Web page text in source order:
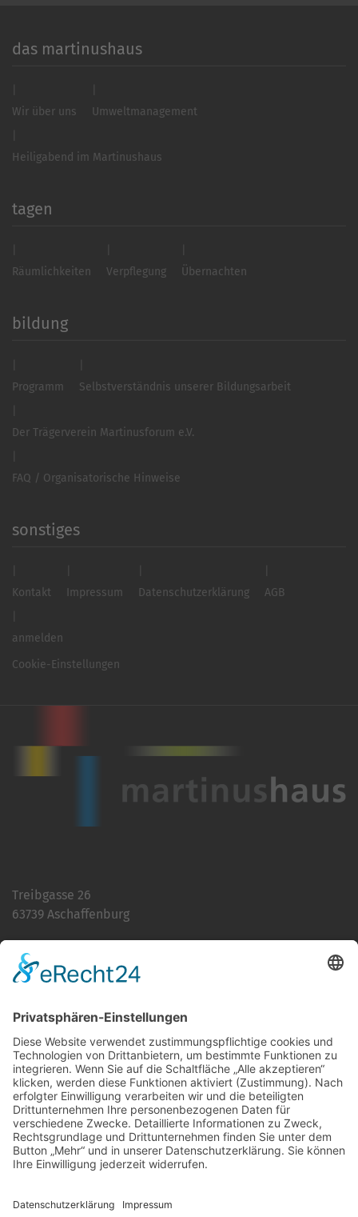
das martinushaus
Wir über uns Umweltmanagement
Heiligabend im Martinushaus
tagen
Räumlichkeiten Verpflegung Übernachten
bildung
Programm Selbstverständnis unserer Bildungsarbeit
Der Trägerverein Martinusforum e.V.
FAQ / Organisatorische Hinweise
sonstiges
Kontakt Impressum Datenschutzerklärung AGB
anmelden
Cookie-Einstellungen
Treibgasse 26
63739 Aschaffenburg
E-Mailinfo@martinushaus.de
Mo?Fr8.30 ? 12.00 Uhr
Mo?Do13.00 ? 16.00 Uhr